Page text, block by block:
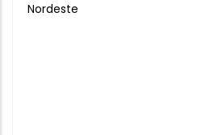
Nordeste